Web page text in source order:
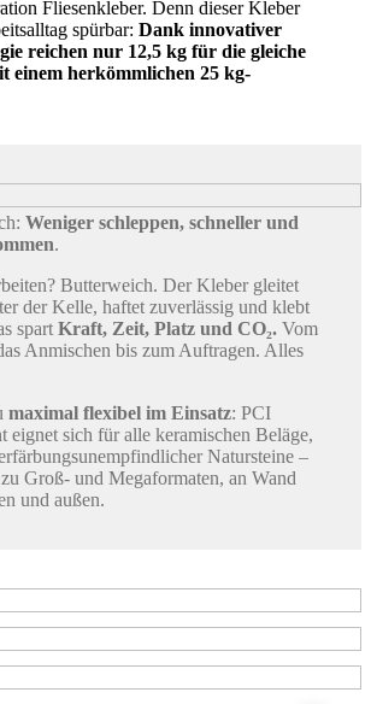
Fliesenkleber. Denn dieser Kleber
spürbar: Dank innovativer
reichen nur 12,5 kg für die gleiche
einem herkömmlichen 25 kg-
GmbH
Weniger schleppen, schneller und
.
Butterweich. Der Kleber gleitet
der Kelle, haftet zuverlässig und klebt
spart Kraft, Zeit, Platz und CO₂. Vom
Anmischen bis zum Auftragen. Alles
maximal flexibel im Einsatz: PCI
eignet sich für alle keramischen Beläge,
Natursteine –
Groß- und Megaformaten, an Wand
und außen.
GmbH
GmbH
GmbH